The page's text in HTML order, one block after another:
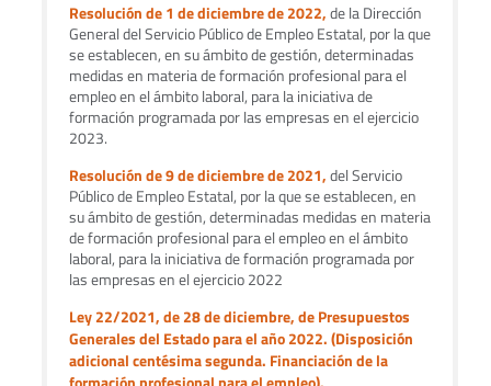
Resolución de 1 de diciembre de 2022, de la Dirección
General del Servicio Público de Empleo Estatal, por la que
se establecen, en su ámbito de gestión, determinadas
medidas en materia de formación profesional para el
empleo en el ámbito laboral, para la iniciativa de
formación programada por las empresas en el ejercicio
2023.
Resolución de 9 de diciembre de 2021, del Servicio
Público de Empleo Estatal, por la que se establecen, en
su ámbito de gestión, determinadas medidas en materia
de formación profesional para el empleo en el ámbito
laboral, para la iniciativa de formación programada por
las empresas en el ejercicio 2022
Ley 22/2021, de 28 de diciembre, de Presupuestos
Generales del Estado para el año 2022. (Disposición
adicional centésima segunda. Financiación de la